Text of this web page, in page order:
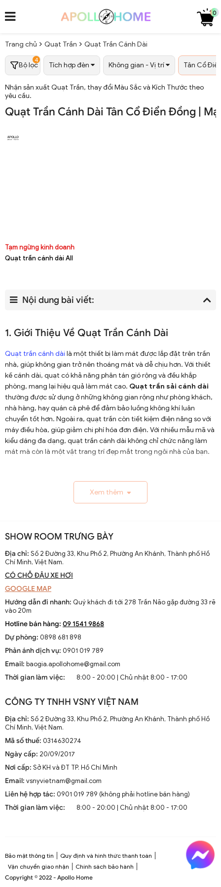
0
Trang chủ Quạt Trần Quạt Trần Cánh Dài
Bộ lọc
4
Tích hợp đèn Không gian - Vị trí Tân Cổ
Nhận sản xuất Quạt Trần, thay đổi Màu Sắc và Kích Thước theo
yêu cầu.
Quạt Trần Cánh Dài Tân Cổ Điển Đồng |
Tạm ngừng kinh doanh
Quạt trần cánh dài All
Nội dung bài viết:
1. Giới Thiệu Về Quạt Trần Cánh Dài
Quạt trần cánh dài là một thiết bị làm mát được lắp đặt trên trần
nhà, giúp không gian trở nên thoáng mát và dễ chịu hơn. Với thiết
kế cánh dài, quạt có khả năng phân tán gió rộng và đều khắp
phòng, mang lại hiệu quả làm mát cao. Quạt trần sải cánh dài
thường được sử dụng ở những không gian rộng như phòng khách,
nhà hàng, hay quán cà phê để đảm bảo luồng không khí luân
chuyển tốt hơn. Ngoài ra, quạt trần còn tiết kiệm điện năng so với
máy điều hòa, giúp giảm chi phí hóa đơn điện. Với nhiều mẫu mã và
kiểu dáng đa dạng, quạt trần cánh dài không chỉ chức năng làm
mát mà còn là một vật trang trí đẹp mắt trong ngôi nhà của bạn.
1.1. Lịch Sử và Sự Phát Triển
pháp thông gió hiệu quả ở các khu vực nhiệt đới. Ban đầu
được làm thủ công và chạy bằng điện từ pin, chúng
nhanh chóng phát triển với sự tiến bộ của công nghệ
điện.
Sự thay đổi và cải tiến qua các thập kỷ
tiến với thiết kế hiện đại, động cơ mạnh mẽ và khả năng
cứu để nâng cao hiệu suất và thẩm mỹ của sản phẩm.
Xu hướng hiện tại trên thị trường
Hiện nay, quạt trần cánh dài không chỉ là thiết bị làm mát
sống. Chúng kết hợp công nghệ tiên tiến như điều khiển
1.2. Cấu Tạo và Nguyên Lý Hoạt Động
Cấu trúc tổng thể của quạt trần cánh dài
cơ, cánh quạt, bộ điều khiển và thân quạt. Các cánh quạt
được chế tạo từ chất liệu như gỗ, kim loại hoặc
composite để đảm bảo độ bền và hiệu suất.
Nguyên lý hoạt động cơ bản
Động cơ điện làm quay các cánh quạt, tạo ra dòng không
khí tuần hoàn trong không gian phòng.
Công nghệ tiên tiến tích hợp
Xem thêm
SHOW ROOM TRƯNG BÀY
Địa chỉ: Số 2 Đường 33, Khu Phố 2, Phường An Khánh, Thành phố Hồ
Chí Minh, Việt Nam.
CÓ CHỖ ĐẬU XE HƠI
GOOGLE MAP
Hướng dẫn đi nhanh: Quý khách đi tới 278 Trần Não gặp đường 33 rẽ
vào 20m
Hotline bán hàng: 09 1541 9868
Dự phòng: 0898 681 898
Phản ánh dịch vụ: 0901 019 789
Email: baogia.apollohome@gmail.com
Thời gian làm việc:
8:00 - 20:00 | Chủ nhật 8:00 - 17:00
CÔNG TY TNHH VSNY VIỆT NAM
Địa chỉ: Số 2 Đường 33, Khu Phố 2, Phường An Khánh, Thành phố Hồ
Chí Minh, Việt Nam.
Mã số thuế: 0314630274
Ngày cấp: 20/09/2017
Nơi cấp: Sở KH và ĐT TP. Hồ Chí Minh
Email: vsnyvietnam@gmail.com
Liên hệ hợp tác: 0901 019 789 (không phải hotline bán hàng)
Thời gian làm việc:
8:00 - 20:00 | Chủ nhật 8:00 - 17:00
Bảo mật thông tin
Quy định và hình thức thanh toán
Vận chuyển giao nhận
Chính sách bảo hành
Copyright © 2022 - Apollo Home